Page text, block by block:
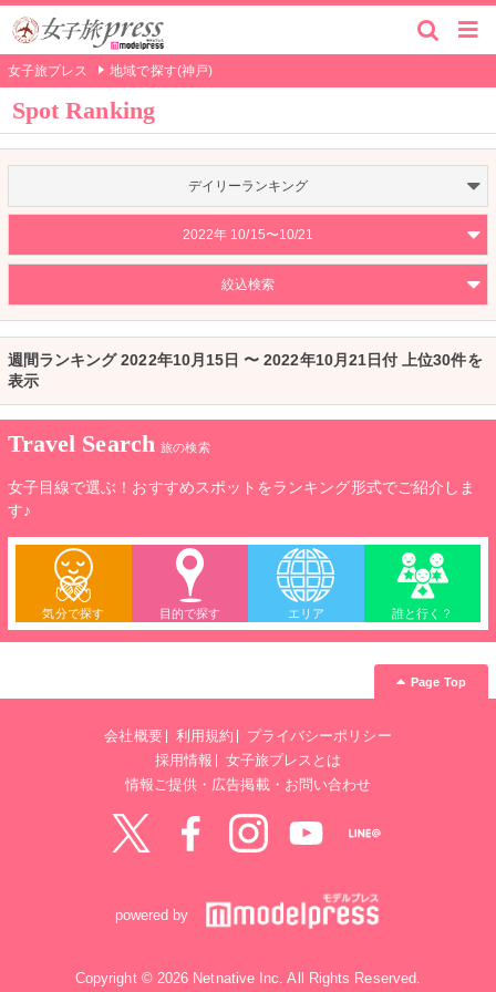
女子旅プレス 地域で探す(神戸)
Spot Ranking
デイリーランキング
2022年 10/15〜10/21
絞込検索
週間ランキング 2022年10月15日 〜 2022年10月21日付 上位30件を
表示
Travel Search 旅の検索
女子目線で選ぶ！おすすめスポットをランキング形式でご紹介しま
す♪
気分で探す 目的で探す エリア 誰と行く？
Page Top
会社概要 利用規約
プライバシーポリシー
採用情報
女子旅プレスとは
情報ご提供・広告掲載・お問い合わせ
powered by
Copyright © 2026 Netnative Inc. All Rights Reserved.